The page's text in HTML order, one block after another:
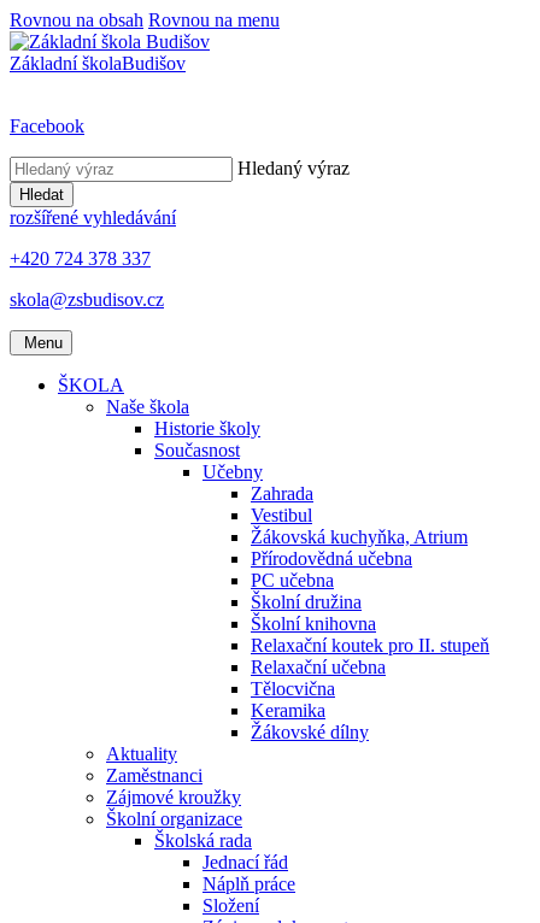
Rovnou na obsah Rovnou na menu
Základní školaBudišov
Facebook
Hledaný výraz
Hledat
rozšířené vyhledávání
+420 724 378 337
skola@zsbudisov.cz
Menu
ŠKOLA
Naše škola
Historie školy
Současnost
Učebny
Zahrada
Vestibul
Žákovská kuchyňka, Atrium
Přírodovědná učebna
PC učebna
Školní družina
Školní knihovna
Relaxační koutek pro II. stupeň
Relaxační učebna
Tělocvična
Keramika
Žákovské dílny
Aktuality
Zaměstnanci
Zájmové kroužky
Školní organizace
Školská rada
Jednací řád
Náplň práce
Složení